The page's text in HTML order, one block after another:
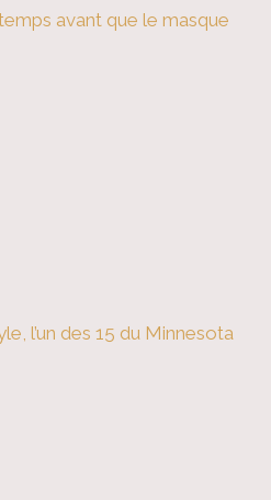
avant que le masque
l’un des 15 du Minnesota